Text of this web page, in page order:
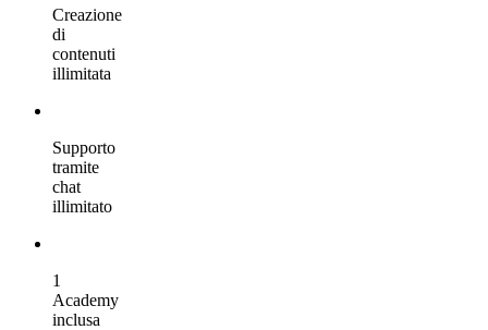
Creazione
di
contenuti
illimitata
Supporto
tramite
chat
illimitato
1
Academy
inclusa